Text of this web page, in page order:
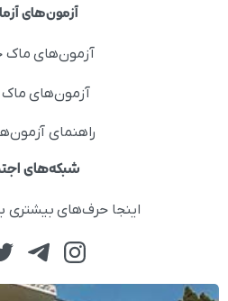
آزمون‌های
آزمون‌های
آزمون‌های ماک
راهنمای
شبکه‌های
اینجا حرف‌های بیشتری